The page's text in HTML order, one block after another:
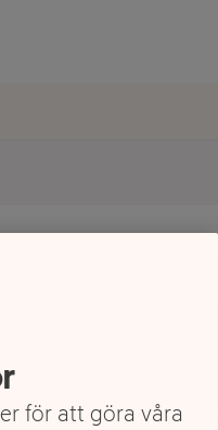
för att göra våra